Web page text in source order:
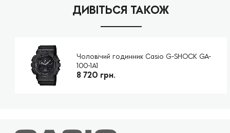
ДИВІТЬСЯ ТАКОЖ
Чоловічий годинник Casio G-SHOCK GA-
100-1A1
8 720 грн.